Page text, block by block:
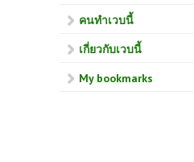
คนทำเวบนี้
เกี่ยวกับเวบนี้
My bookmarks